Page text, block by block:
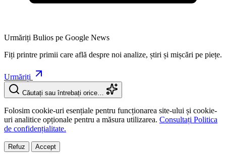
Urmăriți Bulios pe Google News
Fiți printre primii care află despre noi analize, știri și mișcări pe piețe.
Urmăriți
Căutați sau întrebați orice…
Folosim cookie-uri esențiale pentru funcționarea site-ului și cookie-
uri analitice opționale pentru a măsura utilizarea. Consultați Politica
de confidențialitate.
Refuz Accept